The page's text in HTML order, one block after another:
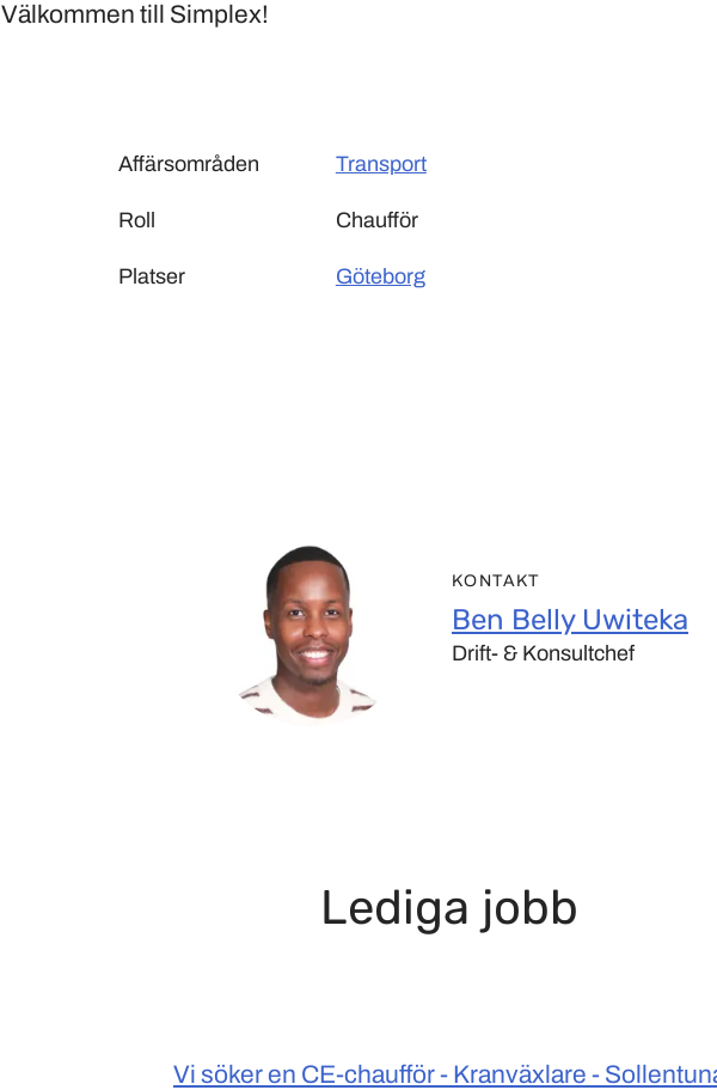
Välkommen till Simplex!
Affärsområden Transport
Roll Chaufför
Platser Göteborg
KONTAKT
Ben Belly Uwiteka
Drift- & Konsultchef
Lediga jobb
Vi söker en CE-chaufför - Kranväxlare -